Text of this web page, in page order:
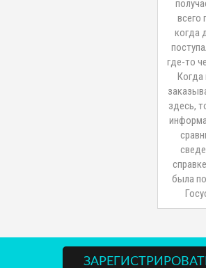
всего
когда
где-то
здесь,
была